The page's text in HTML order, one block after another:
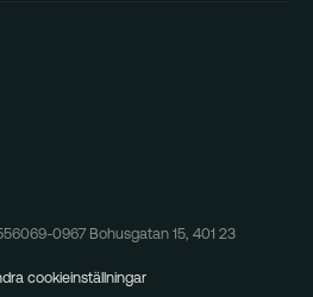
0967 Bohusgatan 15, 401 23
cookieinställningar